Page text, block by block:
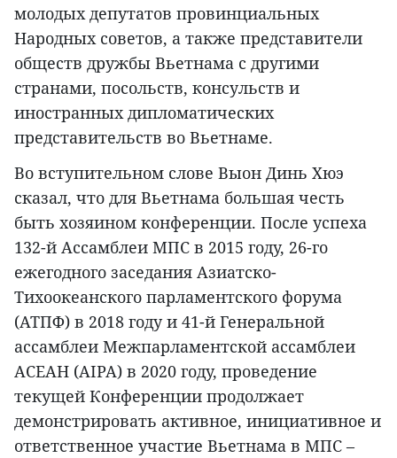
молодых депутатов провинциальных
Народных советов, а также представители
обществ дружбы Вьетнама с другими
странами, посольств, консульств и
иностранных дипломатических
представительств во Вьетнаме.
Во вступительном слове Выон Динь Хюэ
сказал, что для Вьетнама большая честь
быть хозяином конференции. После успеха
132-й Ассамблеи МПС в 2015 году, 26-го
ежегодного заседания Азиатско-
Тихоокеанского парламентского форума
(АТПФ) в 2018 году и 41-й Генеральной
ассамблеи Межпарламентской ассамблеи
АСЕАН (AIPA) в 2020 году, проведение
текущей Конференции продолжает
демонстрировать активное, инициативное и
ответственное участие Вьетнама в МПС –